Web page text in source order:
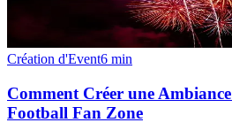
Création d'Event6 min
Comment Créer une
Football Fan Zone